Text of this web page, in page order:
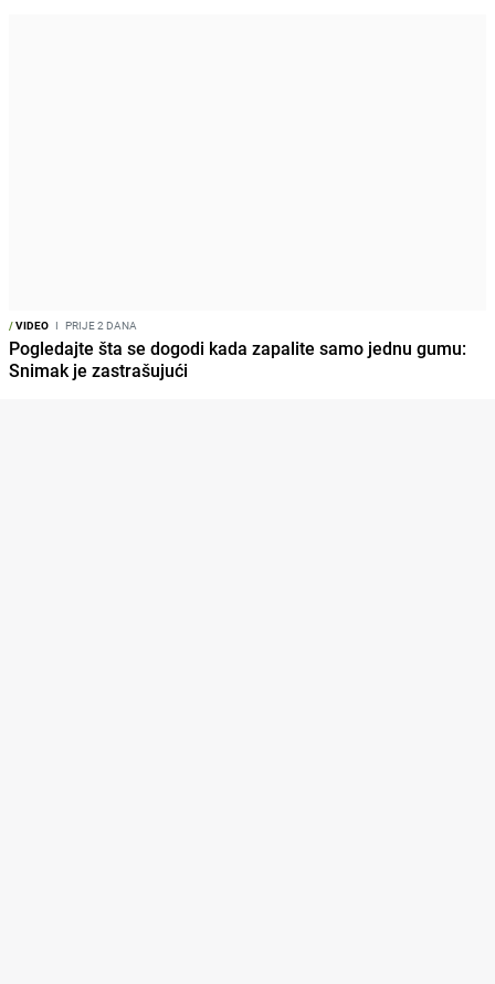
/VIDEO I PRIJE 2 DANA
Pogledajte šta se dogodi kada zapalite samo jednu gumu:
Snimak je zastrašujući